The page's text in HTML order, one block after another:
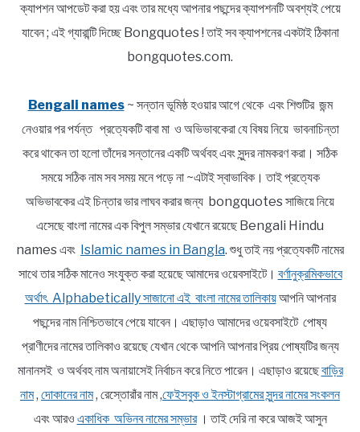
ক্যাপশন আপডেট করা হয় এবং তার মধ্যে আপনার পছন্দের ক্যাপশনটি অবশ্যই পেয়ে
যাবেন ; এই গ্যারান্টি দিচ্ছে Bongquotes ! তাই সব ক্যাপশনের একটাই ঠিকানা
bongquotes.com.
Bengali names~ সন্তান ভূমিষ্ঠ হওয়ার আগে থেকে এবং শিশুটির জন্ম
নেওয়ার পর পর্যন্ত প্রত্যেকটি বাবা মা ও অভিভাবকেরা যে বিষয় নিয়ে ভাবনাচিন্তা
করে থাকেন তা হলো তাঁদের সন্তানের একটি অর্থবহ এবং সুন্দর নামকরণ করা। সঠিক
সময়ে সঠিক নাম সব সময় মনে পড়ে না ~এটাই স্বাভাবিক। তাই প্রত্যেক
অভিভাবকের এই চিন্তার ভার লাঘব করার জন্য bongquotes সাজিয়ে নিয়ে
এসেছে বাংলা নামের এক বিপুল সম্ভার যেখানে রয়েছে Bengali Hindu
names এবং Islamic names in Bangla. শুধু তাই নয় প্রত্যেকটি নামের
সাথে তার সঠিক মানেও সংযুক্ত করা হয়েছে আমাদের ওয়েবসাইটে। বর্ণানুক্রমিকভাবে
অর্থাৎ Alphabetically সাজানো এই বাংলা নামের তালিকায়আপনি আপনার
পছন্দের নাম নিশ্চিতভাবে পেয়ে যাবেন। এছাড়াও আমাদের ওয়েবসাইটে পোষ্য
প্রাণীদের নামের তালিকাও রয়েছে যেখান থেকে আপনি আপনার প্রিয় পোষ্যটির জন্য
মানানসই ও অর্থবহ নাম অনায়াসেই নির্বাচন করে নিতে পারেন। এছাড়াও রয়েছেবাড়ির
নাম, দোকানের নাম, রেস্তোরাঁর নাম ,ফেইসবুক ও ইনস্টাগ্রামের সুন্দর নামের সংকলন
এবং আরও একাধিক অভিনব নামের সম্ভার। তাই দেরি না করে আজই আসুন